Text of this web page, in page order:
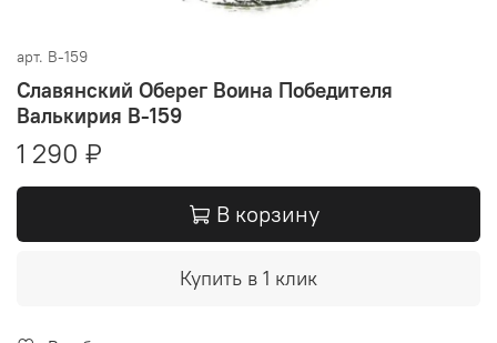
арт. В-159
Славянский Оберег Воина Победителя
Валькирия В-159
1 290 ₽
В корзину
Купить в 1 клик